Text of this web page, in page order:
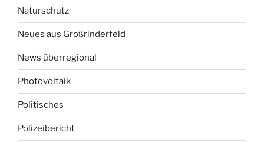
Naturschutz
Neues aus Großrinderfeld
News überregional
Photovoltaik
Politisches
Polizeibericht